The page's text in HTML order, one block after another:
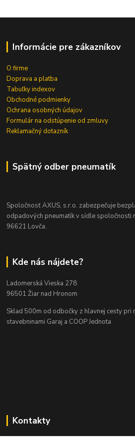
Informácie pre zákazníkov
O firme
Doprava a platba
Tabuľky indexov
Obchodné podmienky
Ochrana osobných údajov
Formulár na odstúpenie od zmluvy
Reklamačný dotazník
Spätný odber pneumatík
Spoločnosť AXUS, s.r.o. zabezpečuje
odpadových pneumatík v sídle spoločnosti
96621 Lovča.
Kde nás nájdete?
Ladomerská Vieska 278
96501 Žiar nad Hronom
Sklad 500m od odbočky z hlavnej cesty pri
stavebninami Garaj a COOP Jednota
Kontakty